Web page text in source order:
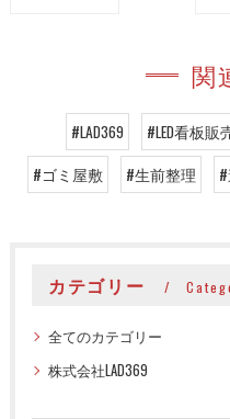
関
#LAD369 #LED看板
#ゴミ屋敷
#生前整理
カテゴリー
全てのカテゴリー
株式会社LAD369